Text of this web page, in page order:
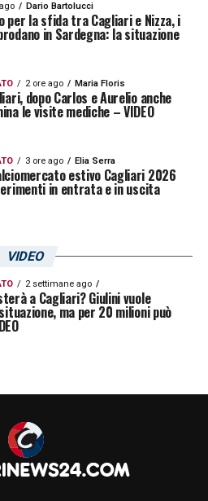
Dario Bartolucci
per la sfida tra Cagliari e Nizza, i
in Sardegna: la situazione
2 ore ago Maria Floris
dopo Carlos e Aurelio anche
le visite mediche – VIDEO
3 ore ago Elia Serra
estivo Cagliari 2026
in entrata e in uscita
VIDEO
2 settimane ago
a Cagliari? Giulini vuole
ma per 20 milioni può